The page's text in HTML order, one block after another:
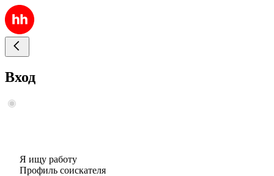
Вход
Я ищу работу
Профиль соискателя